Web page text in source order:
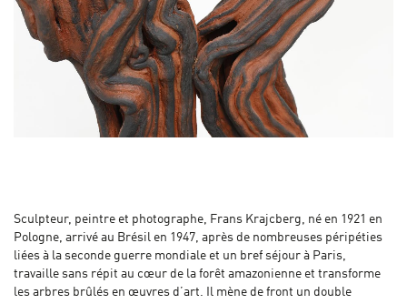
Sculpteur, peintre et photographe, Frans Krajcberg, né en 1921 en
Pologne, arrivé au Brésil en 1947, après de nombreuses péripéties
liées à la seconde guerre mondiale et un bref séjour à Paris,
travaille sans répit au cœur de la forêt amazonienne et transforme
les arbres brûlés en œuvres d’art. Il mène de front un double